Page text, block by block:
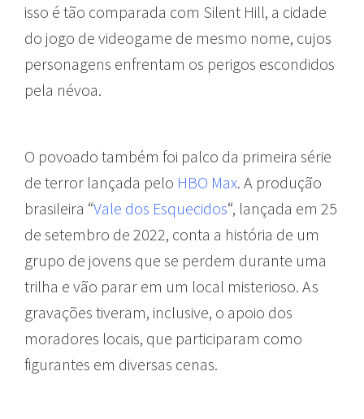
isso é tão comparada com Silent Hill, a cidade
do jogo de videogame de mesmo nome, cujos
personagens enfrentam os perigos escondidos
pela névoa.
O povoado também foi palco da primeira série
de terror lançada pelo HBO Max. A produção
brasileira “Vale dos Esquecidos“, lançada em 25
de setembro de 2022, conta a história de um
grupo de jovens que se perdem durante uma
trilha e vão parar em um local misterioso. As
gravações tiveram, inclusive, o apoio dos
moradores locais, que participaram como
figurantes em diversas cenas.